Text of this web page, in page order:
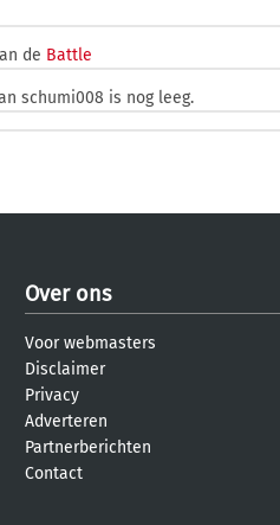
de Battle
schumi008 is nog leeg.
Over ons
Voor webmasters
Disclaimer
Privacy
Adverteren
Partnerberichten
Contact